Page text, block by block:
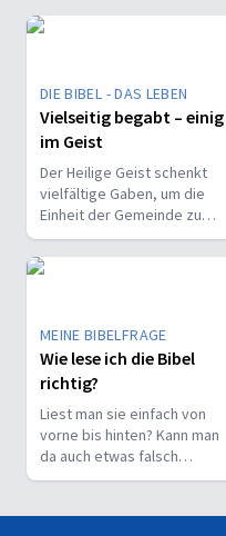
DIE BIBEL - DAS LEBEN
Vielseitig begabt – einig
im Geist
Der Heilige Geist schenkt
vielfältige Gaben, um die
Einheit der Gemeinde zu
stärken und sie zu
befähigen, Christus vor den
Menschen zu bekennen.
MEINE BIBELFRAGE
Wie lese ich die Bibel
richtig?
Liest man sie einfach von
vorne bis hinten? Kann man
da auch etwas falsch
machen? Wie interpretiert